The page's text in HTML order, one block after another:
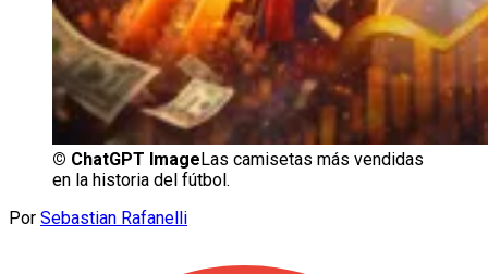
© ChatGPT Image Las camisetas más vendidas
en la historia del fútbol.
Por Sebastian Rafanelli